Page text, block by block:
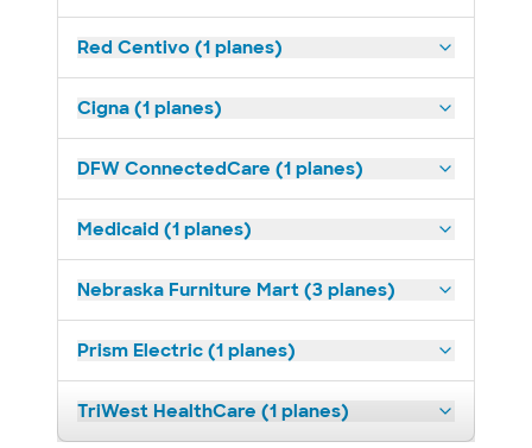
Red Centivo (1 planes)
Cigna (1 planes)
DFW ConnectedCare (1 planes)
Medicaid (1 planes)
Nebraska Furniture Mart (3 planes)
Prism Electric (1 planes)
TriWest HealthCare (1 planes)